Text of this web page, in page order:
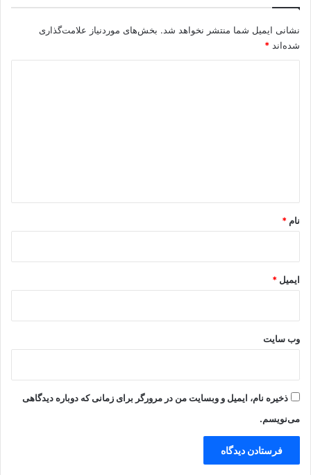
نشانی ایمیل شما منتشر نخواهد شد. بخش‌های موردنیاز علامت‌گذاری
شده‌اند *
نام *
ایمیل *
وب‌ سایت
ذخیره نام، ایمیل و وبسایت من در مرورگر برای زمانی که دوباره دیدگاهی
می‌نویسم.